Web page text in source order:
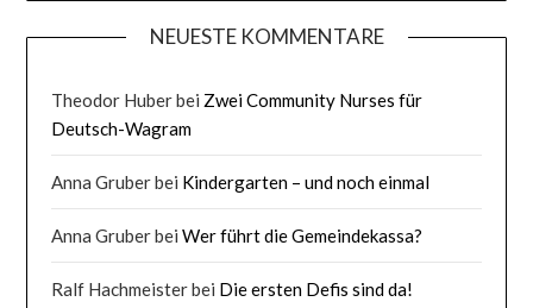
NEUESTE KOMMENTARE
Theodor Huberbei Zwei Community Nurses für
Deutsch-Wagram
Anna Gruberbei Kindergarten – und noch einmal
Anna GruberbeiWer führt die Gemeindekassa?
Ralf Hachmeisterbei Die ersten Defis sind da!